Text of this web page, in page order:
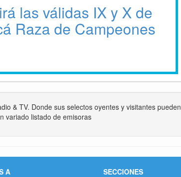
las válidas IX y X de
Raza de Campeones
& TV. Donde sus selectos oyentes y visitantes pueden
variado listado de emisoras
A SECCIONES